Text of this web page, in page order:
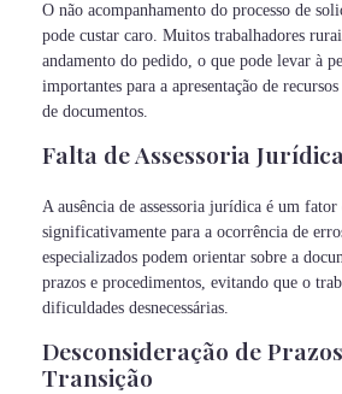
O não acompanhamento do processo de
pode custar caro. Muitos trabalhadores
andamento do pedido, o que pode levar à
importantes para a apresentação de
de documentos.
Falta de Assessoria
A ausência de assessoria jurídica é um
significativamente para a ocorrência de
especializados podem orientar sobre a
prazos e procedimentos, evitando que o
dificuldades desnecessárias.
Desconsideração de
Transição